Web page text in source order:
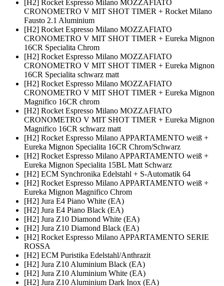
[H2] Rocket Espresso Milano MOZZAFIATO
CRONOMETRO V MIT SHOT TIMER + Rocket Milano
Fausto 2.1 Aluminium
[H2] Rocket Espresso Milano MOZZAFIATO
CRONOMETRO V MIT SHOT TIMER + Eureka Mignon
16CR Specialita Chrom
[H2] Rocket Espresso Milano MOZZAFIATO
CRONOMETRO V MIT SHOT TIMER + Eureka Mignon
16CR Specialita schwarz matt
[H2] Rocket Espresso Milano MOZZAFIATO
CRONOMETRO V MIT SHOT TIMER + Eureka Mignon
Magnifico 16CR chrom
[H2] Rocket Espresso Milano MOZZAFIATO
CRONOMETRO V MIT SHOT TIMER + Eureka Mignon
Magnifico 16CR schwarz matt
[H2] Rocket Espresso Milano APPARTAMENTO weiß +
Eureka Mignon Specialita 16CR Chrom/Schwarz
[H2] Rocket Espresso Milano APPARTAMENTO weiß +
Eureka Mignon Specialita 15BL Matt Schwarz
[H2] ECM Synchronika Edelstahl + S-Automatik 64
[H2] Rocket Espresso Milano APPARTAMENTO weiß +
Eureka Mignon Magnifico Chrom
[H2] Jura E4 Piano White (EA)
[H2] Jura E4 Piano Black (EA)
[H2] Jura Z10 Diamond White (EA)
[H2] Jura Z10 Diamond Black (EA)
[H2] Rocket Espresso Milano APPARTAMENTO SERIE
ROSSA
[H2] ECM Puristika Edelstahl/Anthrazit
[H2] Jura Z10 Aluminium Black (EA)
[H2] Jura Z10 Aluminium White (EA)
[H2] Jura Z10 Aluminium Dark Inox (EA)